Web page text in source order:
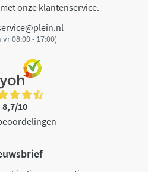
onze klantenservice.
08:00 - 17:00)
8,7/10